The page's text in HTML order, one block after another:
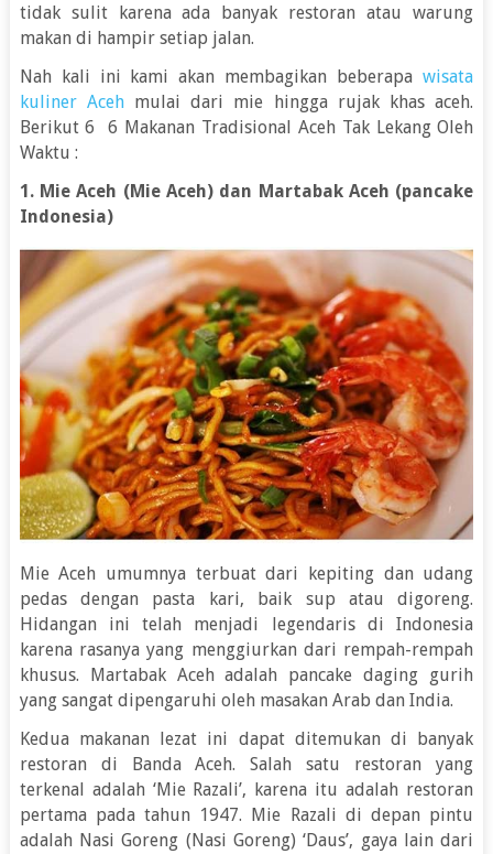
tidak sulit karena ada banyak restoran atau warung
makan di hampir setiap jalan.
Nah kali ini kami akan membagikan beberapawisata
kuliner Acehmulai dari mie hingga rujak khas aceh.
Berikut 6 6 Makanan Tradisional Aceh Tak Lekang Oleh
Waktu :
1. Mie Aceh (Mie Aceh) dan Martabak Aceh (pancake
Indonesia)
Mie Aceh umumnya terbuat dari kepiting dan udang
pedas dengan pasta kari, baik sup atau digoreng.
Hidangan ini telah menjadi legendaris di Indonesia
karena rasanya yang menggiurkan dari rempah-rempah
khusus. Martabak Aceh adalah pancake daging gurih
yang sangat dipengaruhi oleh masakan Arab dan India.
Kedua makanan lezat ini dapat ditemukan di banyak
restoran di Banda Aceh. Salah satu restoran yang
terkenal adalah ‘Mie Razali’, karena itu adalah restoran
pertama pada tahun 1947. Mie Razali di depan pintu
adalah Nasi Goreng (Nasi Goreng) ‘Daus’, gaya lain dari